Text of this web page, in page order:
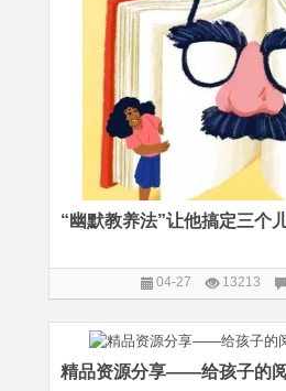
04-27 13213
精品资源分享——给孩子的阅